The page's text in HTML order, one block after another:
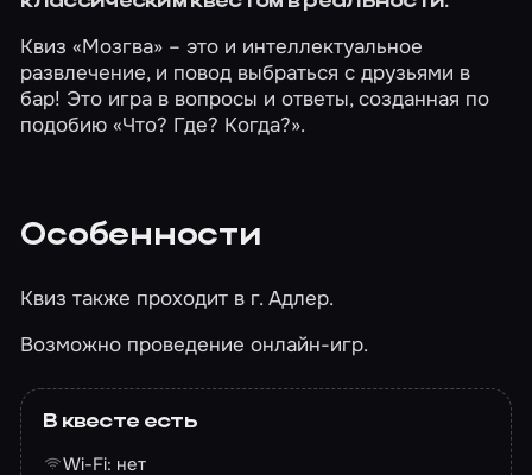
Квиз «Мозгва» – это и интеллектуальное
развлечение, и повод выбраться с друзьями в
бар! Это игра в вопросы и ответы, созданная по
подобию «Что? Где? Когда?».
Особенности
Квиз также проходит в г. Адлер.
Возможно проведение онлайн-игр.
В квесте есть
Wi-Fi: нет